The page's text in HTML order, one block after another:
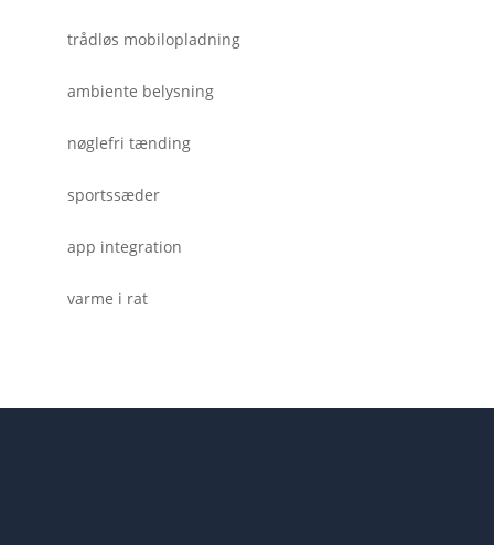
trådløs mobilopladning
ambiente belysning
nøglefri tænding
sportssæder
app integration
varme i rat